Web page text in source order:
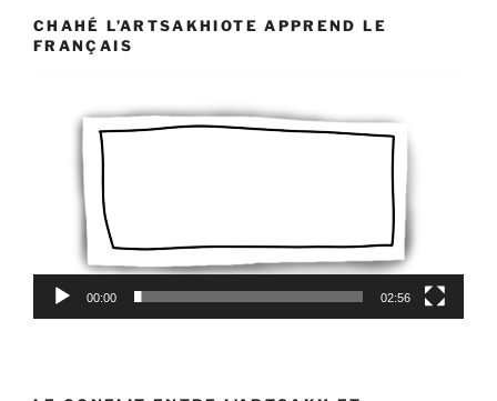
CHAHÉ L’ARTSAKHIOTE APPREND LE
FRANÇAIS
00:00 02:56